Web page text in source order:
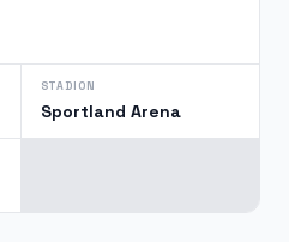
STADION
Sportland Arena